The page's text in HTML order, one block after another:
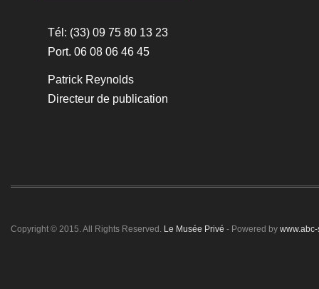
Tél: (33) 09 75 80 13 23
Port. 06 08 06 46 45
Patrick Reynolds
Directeur de publication
Copyright © 2015. All Rights Reserved. Le Musée Privé - Powered by